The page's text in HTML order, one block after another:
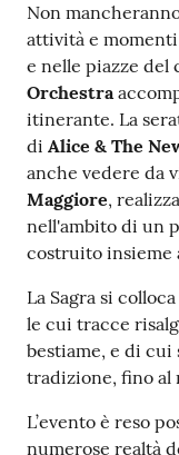
Non
attività e
e nelle piazze del
Orchestra
itinerante. La
di Alice & The
anche vedere da
Maggiore,
nell'ambito di un
costruito insieme
La Sagra si
le cui tracce
bestiame, e di
tradizione, fino al
L’evento è reso
numerose realtà